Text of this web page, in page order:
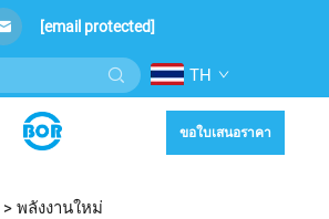
[email protected]
TH
ขอใบเสนอราคา
> พลังงานใหม่